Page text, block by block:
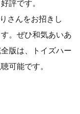
評です。
さんをお招きし
。ぜひ和気あいあ
版は、トイズハー
可能です。